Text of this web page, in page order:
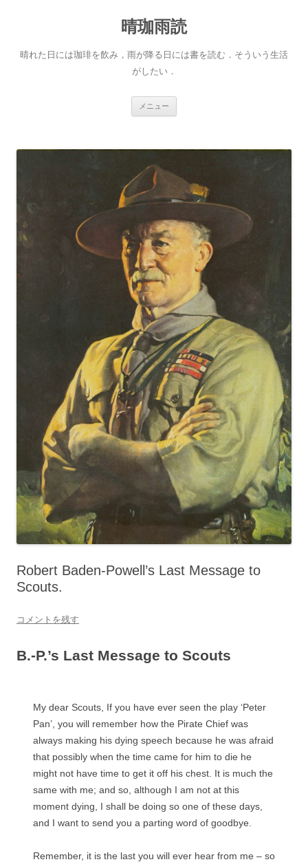
晴珈雨読
晴れた日には珈琲を飲み，雨が降る日には書を読む．そういう生活
がしたい．
メニュー
へ
ッ
Robert Baden-Powell’s Last Message to
Scouts.
コメントを残す
B.-P.’s Last Message to Scouts
My dear Scouts, If you have ever seen the play ‘Peter
Pan’, you will remember how the Pirate Chief was
always making his dying speech because he was afraid
that possibly when the time came for him to die he
might not have time to get it off his chest. It is much the
same with me; and so, although I am not at this
moment dying, I shall be doing so one of these days,
and I want to send you a parting word of goodbye.
Remember, it is the last you will ever hear from me – so